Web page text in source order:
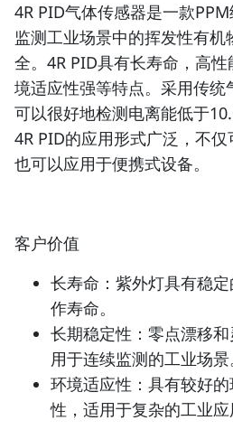
4R PID气体传感器是一款
监测工业场景中的挥发性有
全。4R PID具有长寿命，高
境适应性强等特点。采用传统
可以很好地检测电离能低于
4R PID的应用形式广泛，不仅
也可以应用于便携式设备。
客户价值
长寿命：紫外灯具有稳
作寿命。
长期稳定性：零点漂移
用于连续监测的工业场景
环境适应性：具有较好
性，适用于复杂的工业应